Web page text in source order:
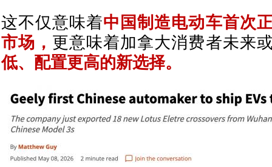
这不仅意味着中国制造电动车首次
市场， 更意味着加拿大消费者未来
低、配置更高的新选择。